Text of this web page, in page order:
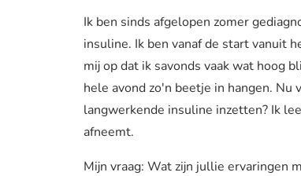
Ik ben sinds afgelopen zomer
insuline. Ik ben vanaf de start vanuit
mij op dat ik savonds vaak wat hoog
hele avond zo'n beetje in hangen.
langwerkende insuline inzetten? Ik
afneemt.
Mijn vraag: Wat zijn jullie ervaringen